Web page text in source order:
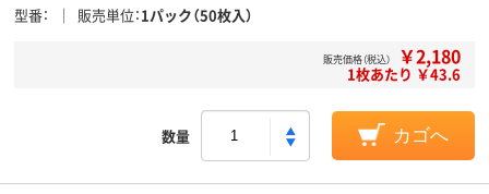
型番 販売単位 1パック（50枚入）
販売価格（税込） ￥2,180
1枚あたり ￥43.6
数量 カゴへ